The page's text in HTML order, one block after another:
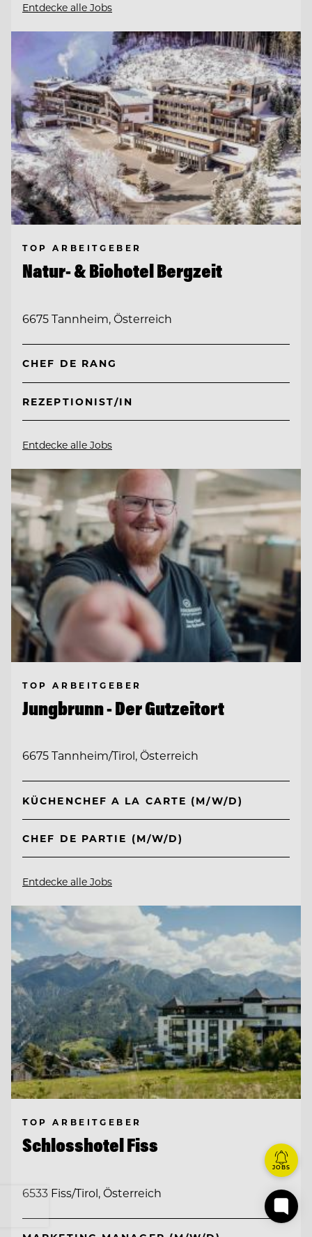
Entdecke alle Jobs
TOP ARBEITGEBER
Natur- & Biohotel Bergzeit
6675 Tannheim, Österreich
CHEF DE RANG
REZEPTIONIST/IN
Entdecke alle Jobs
TOP ARBEITGEBER
Jungbrunn - Der Gutzeitort
6675 Tannheim/Tirol, Österreich
KÜCHENCHEF A LA CARTE (M/W/D)
CHEF DE PARTIE (M/W/D)
Entdecke alle Jobs
TOP ARBEITGEBER
Schlosshotel Fiss
6533 Fiss/Tirol, Österreich
JOBS